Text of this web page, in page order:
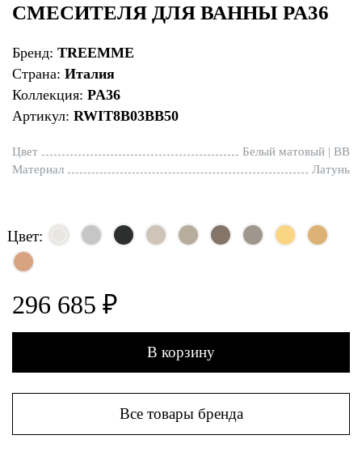
СМЕСИТЕЛЯ ДЛЯ ВАННЫ PA36
Бренд: TREEMME
Страна: Италия
Коллекция: PA36
Артикул: RWIT8B03BB50
Цвет
Белый матовый | BB
Материал
Латунь
Цвет:
296 685 ₽
В корзину
Все товары бренда